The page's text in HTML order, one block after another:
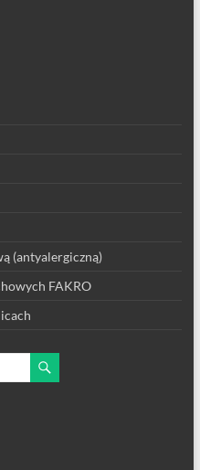
(antyalergiczną)
FAKRO